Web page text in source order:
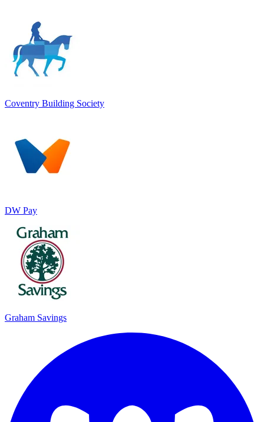
Coventry Building Society
DW Pay
Graham Savings